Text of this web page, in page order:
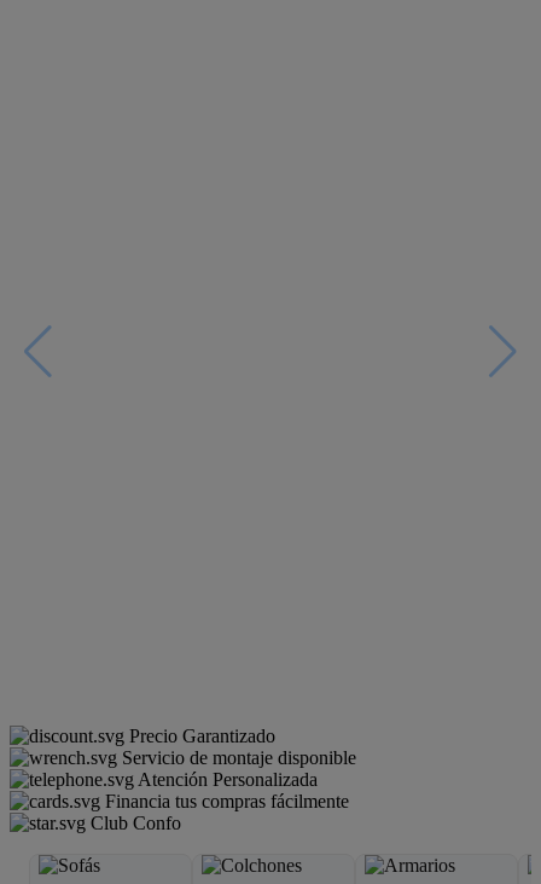
Precio Garantizado
Servicio de montaje disponible
Atención Personalizada
Financia tus compras fácilmente
Club Confo